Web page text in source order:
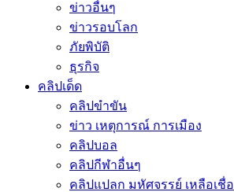
ข่าวอื่นๆ
ข่าวรอบโลก
ภัยพิบัติ
ธุรกิจ
คลิปเด็ด
คลิปขำขัน
ข่าว เหตุการณ์ การเมือง
คลิปบอล
คลิปกีฬาอื่นๆ
คลิปแปลก มหัศจรรย์ เหลือเชื่อ